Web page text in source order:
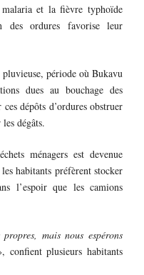
et la fièvre typhoïde
des ordures favorise leur
pluvieuse, période où Bukavu
dues au bouchage des
dépôts d’ordures obstruer
dégâts.
ménagers est devenue
habitants préfèrent stocker
l’espoir que les camions
mais nous espérons
confient plusieurs habitants